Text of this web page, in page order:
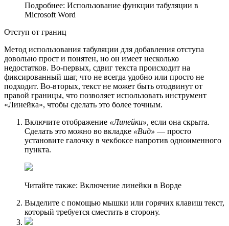
Подробнее: Использование функции табуляции в
Microsoft Word
Отступ от грaниц
Метод использования табуляции для добавления отступа
довольно прост и понятен, но он имеет несколько
недостатков. Во-первых, сдвиг текста происходит на
фиксированный шаг, что не всегда удобно или просто не
подходит. Во-вторых, текст не может быть отодвинут от
правой границы, что позволяет использовать инструмент
«Линейка», чтобы сделать это более точным.
Включите отображение «Линейки», если она скрыта.
Сделать это можно во вкладке «Вид» — просто
установите галочку в чекбоксе напротив одноименного
пункта.
Читайте также: Включение линейки в Ворде
Выделите с помощью мышки или горячих клавиш текст,
который требуется сместить в сторону.